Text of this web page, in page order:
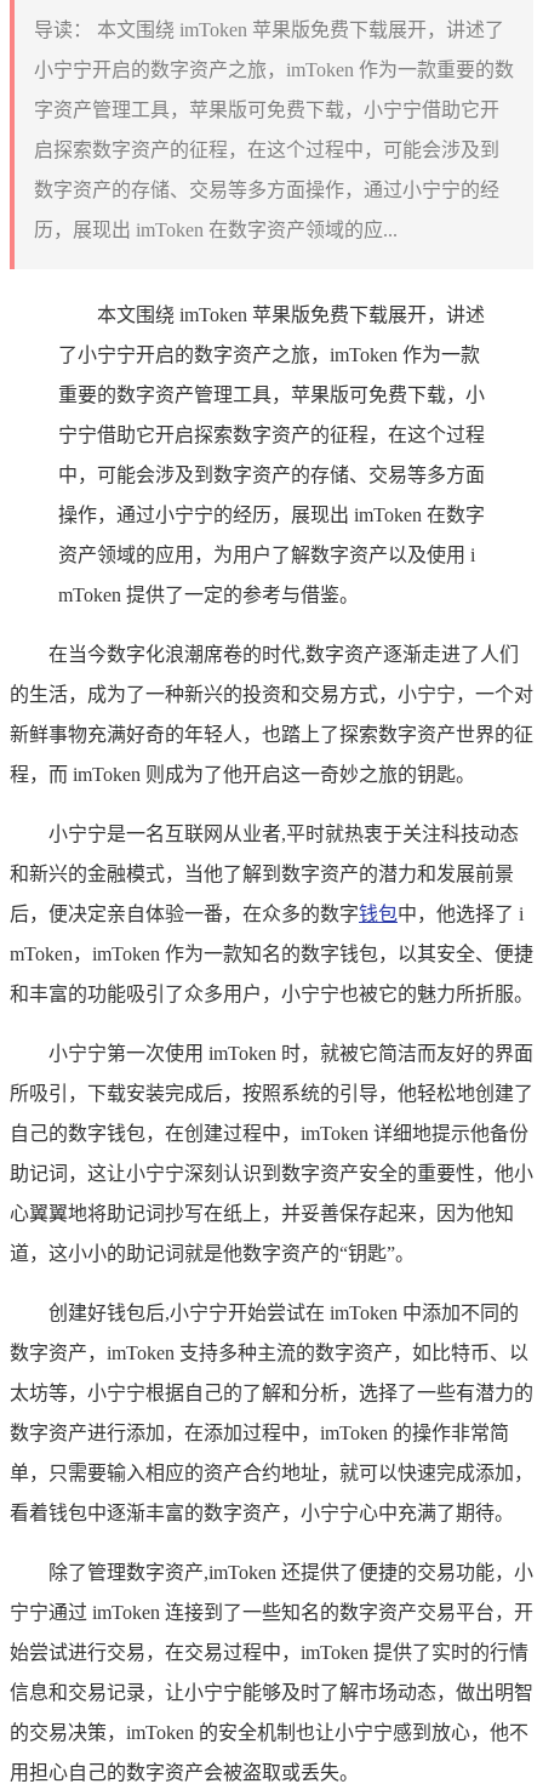
导读：
本文围绕 imToken 苹果版免费下载展开，讲述了
小宁宁开启的数字资产之旅，imToken 作为一款重要的数
字资产管理工具，苹果版可免费下载，小宁宁借助它开
启探索数字资产的征程，在这个过程中，可能会涉及到
数字资产的存储、交易等多方面操作，通过小宁宁的经
历，展现出 imToken 在数字资产领域的应...
本文围绕 imToken 苹果版免费下载展开，讲述
了小宁宁开启的数字资产之旅，imToken 作为一款
重要的数字资产管理工具，苹果版可免费下载，小
宁宁借助它开启探索数字资产的征程，在这个过程
中，可能会涉及到数字资产的存储、交易等多方面
操作，通过小宁宁的经历，展现出 imToken 在数字
资产领域的应用，为用户了解数字资产以及使用 i
mToken 提供了一定的参考与借鉴。
在当今数字化浪潮席卷的时代,数字资产逐渐走进了人们
的生活，成为了一种新兴的投资和交易方式，小宁宁，一个对
新鲜事物充满好奇的年轻人，也踏上了探索数字资产世界的征
程，而 imToken 则成为了他开启这一奇妙之旅的钥匙。
小宁宁是一名互联网从业者,平时就热衷于关注科技动态
和新兴的金融模式，当他了解到数字资产的潜力和发展前景
后，便决定亲自体验一番，在众多的数字钱包中，他选择了 i
mToken，imToken 作为一款知名的数字钱包，以其安全、便捷
和丰富的功能吸引了众多用户，小宁宁也被它的魅力所折服。
小宁宁第一次使用 imToken 时，就被它简洁而友好的界面
所吸引，下载安装完成后，按照系统的引导，他轻松地创建了
自己的数字钱包，在创建过程中，imToken 详细地提示他备份
助记词，这让小宁宁深刻认识到数字资产安全的重要性，他小
心翼翼地将助记词抄写在纸上，并妥善保存起来，因为他知
道，这小小的助记词就是他数字资产的“钥匙”。
创建好钱包后,小宁宁开始尝试在 imToken 中添加不同的
数字资产，imToken 支持多种主流的数字资产，如比特币、以
太坊等，小宁宁根据自己的了解和分析，选择了一些有潜力的
数字资产进行添加，在添加过程中，imToken 的操作非常简
单，只需要输入相应的资产合约地址，就可以快速完成添加，
看着钱包中逐渐丰富的数字资产，小宁宁心中充满了期待。
除了管理数字资产,imToken 还提供了便捷的交易功能，小
宁宁通过 imToken 连接到了一些知名的数字资产交易平台，开
始尝试进行交易，在交易过程中，imToken 提供了实时的行情
信息和交易记录，让小宁宁能够及时了解市场动态，做出明智
的交易决策，imToken 的安全机制也让小宁宁感到放心，他不
用担心自己的数字资产会被盗取或丢失。